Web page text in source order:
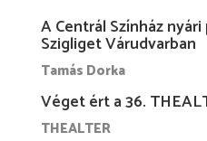
A Centrál Színház
Szigliget Várudvarban
Tamás Dorka
Véget ért a 36.
THEALTER